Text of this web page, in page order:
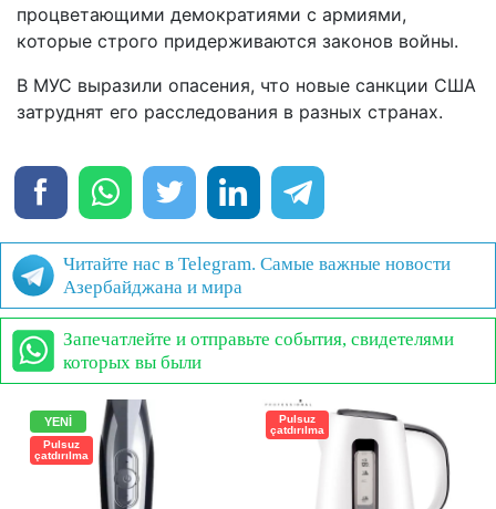
процветающими демократиями с армиями,
которые строго придерживаются законов войны.
В МУС выразили опасения, что новые санкции США
затруднят его расследования в разных странах.
Читайте нас в Telegram. Самые важные новости
Азербайджана и мира
Запечатлейте и отправьте события, свидетелями
которых вы были